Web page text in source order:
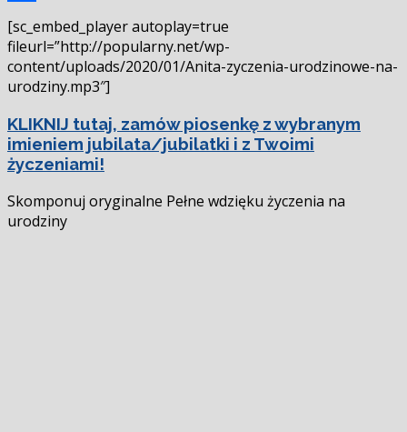
się
[sc_embed_player autoplay=true
fileurl=”http://popularny.net/wp-
content/uploads/2020/01/Anita-zyczenia-urodzinowe-na-
urodziny.mp3″]
KLIKNIJ tutaj, zamów piosenkę z wybranym
imieniem jubilata/jubilatki i z Twoimi
życzeniami!
Skomponuj oryginalne Pełne wdzięku życzenia na
urodziny